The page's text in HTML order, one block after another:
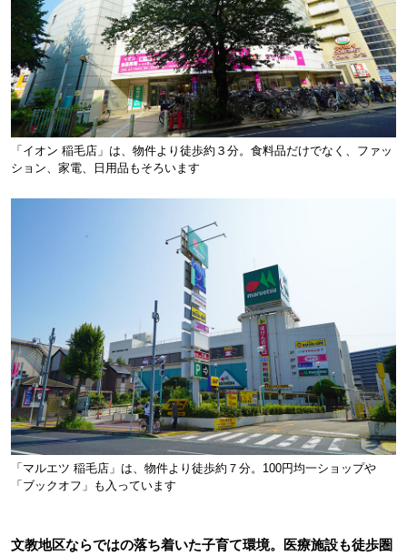
「イオン 稲毛店」は、物件より徒歩約３分。食料品だけでなく、ファッ
ション、家電、日用品もそろいます
「マルエツ 稲毛店」は、物件より徒歩約７分。100円均一ショップや
「ブックオフ」も入っています
文教地区ならではの落ち着いた子育て環境。医療施設も徒歩圏